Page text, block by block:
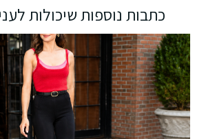
כתבות נוספות שיכולות